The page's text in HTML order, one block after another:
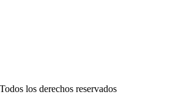
los derechos reservados